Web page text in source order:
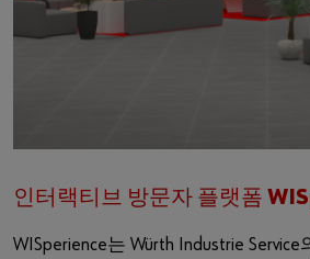
인터랙티브 방문자 플랫폼
WISperience는 Würth Industrie